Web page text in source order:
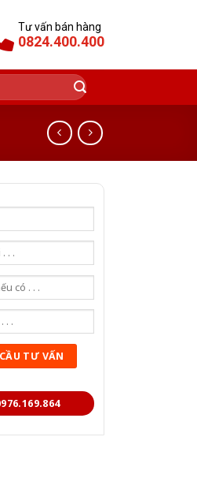
Tư vấn bán hàng
0824.400.400